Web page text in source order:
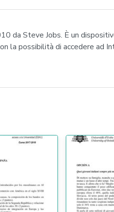
da Steve Jobs. È un
la possibilità di accedere ad